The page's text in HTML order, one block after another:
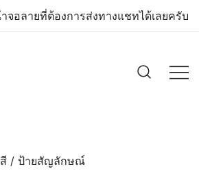
จอลายที่ต้องการส่งทางแชทได้เลยครับ
/ ป้ายสัญลักษณ์